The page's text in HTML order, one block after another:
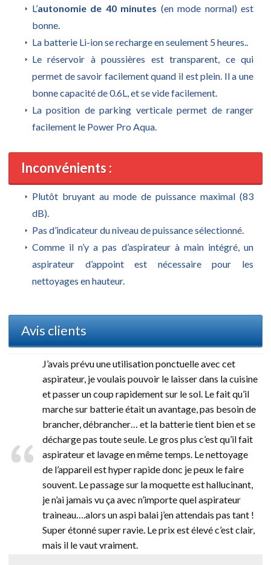
L’autonomie de 40 minutes (en mode normal) est
bonne.
La batterie Li-ion se recharge en seulement 5 heures..
Le réservoir à poussières est transparent, ce qui
permet de savoir facilement quand il est plein. Il a une
bonne capacité de 0.6L, et se vide facilement.
La position de parking verticale permet de ranger
facilement le Power Pro Aqua.
Inconvénients :
Plutôt bruyant au mode de puissance maximal (83
dB).
Pas d’indicateur du niveau de puissance sélectionné.
Comme il n’y a pas d’aspirateur à main intégré, un
aspirateur d’appoint est nécessaire pour les
nettoyages en hauteur.
Avis clients
J’avais prévu une utilisation ponctuelle avec cet
aspirateur, je voulais pouvoir le laisser dans la cuisine
et passer un coup rapidement sur le sol. Le fait qu’il
marche sur batterie était un avantage, pas besoin de
brancher, débrancher… et la batterie tient bien et se
décharge pas toute seule. Le gros plus c’est qu’il fait
aspirateur et lavage en même temps. Le nettoyage
de l’appareil est hyper rapide donc je peux le faire
souvent. Le passage sur la moquette est hallucinant,
je n’ai jamais vu ça avec n’importe quel aspirateur
traineau….alors un aspi balai j’en attendais pas tant !
Super étonné super ravie. Le prix est élevé c’est clair,
mais il le vaut vraiment.